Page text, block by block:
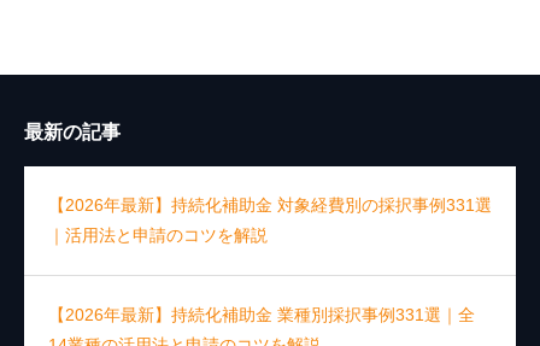
最新の記事
【2026年最新】持続化補助金 対象経費別の採択事例331選
｜活用法と申請のコツを解説
【2026年最新】持続化補助金 業種別採択事例331選｜全